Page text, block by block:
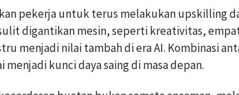
pekerja untuk terus melakukan upskilling
digantikan mesin, seperti kreativitas,
menjadi nilai tambah di era AI. Kombinasi
menjadi kunci daya saing di masa depan.